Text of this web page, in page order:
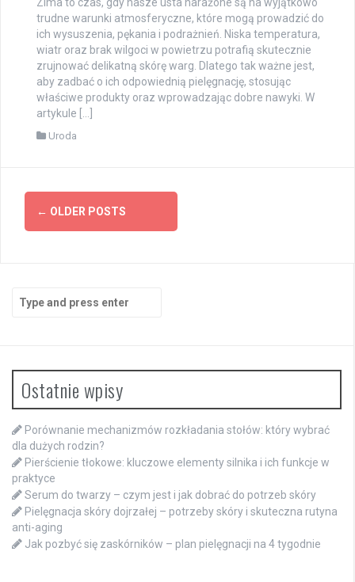
Zima to czas, gdy nasze usta narażone są na wyjątkowo
trudne warunki atmosferyczne, które mogą prowadzić do
ich wysuszenia, pękania i podrażnień. Niska temperatura,
wiatr oraz brak wilgoci w powietrzu potrafią skutecznie
zrujnować delikatną skórę warg. Dlatego tak ważne jest,
aby zadbać o ich odpowiednią pielęgnację, stosując
właściwe produkty oraz wprowadzając dobre nawyki. W
artykule […]
Uroda
Posts
navigation
← OLDER POSTS
Search
for:
Ostatnie wpisy
Porównanie mechanizmów rozkładania stołów: który wybrać
dla dużych rodzin?
Pierścienie tłokowe: kluczowe elementy silnika i ich funkcje w
praktyce
Serum do twarzy – czym jest i jak dobrać do potrzeb skóry
Pielęgnacja skóry dojrzałej – potrzeby skóry i skuteczna rutyna
anti-aging
Jak pozbyć się zaskórników – plan pielęgnacji na 4 tygodnie